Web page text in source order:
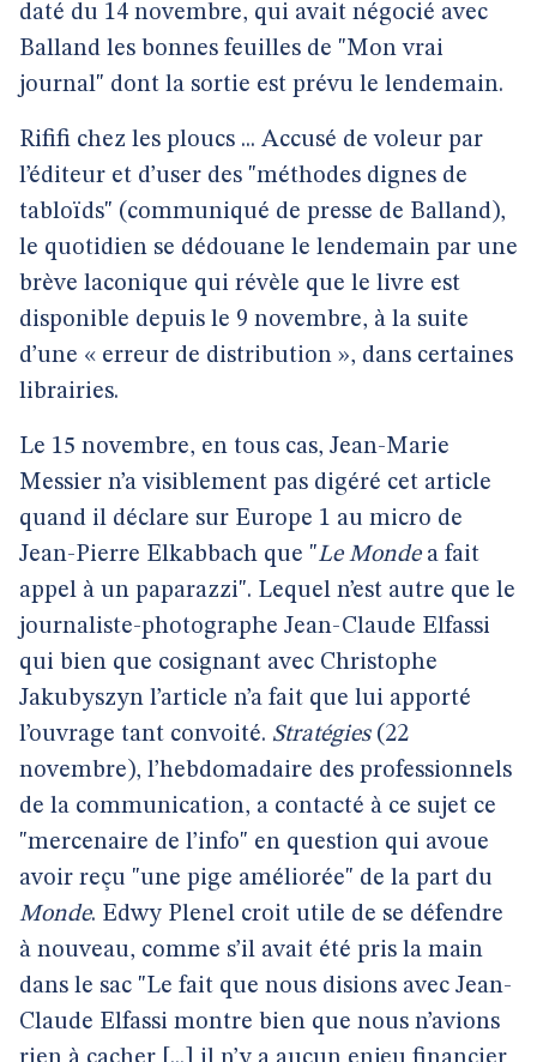
daté du 14 novembre, qui avait négocié avec
Balland les bonnes feuilles de "Mon vrai
journal" dont la sortie est prévu le lendemain.
Rififi chez les ploucs ... Accusé de voleur par
l’éditeur et d’user des "méthodes dignes de
tabloïds" (communiqué de presse de Balland),
le quotidien se dédouane le lendemain par une
brève laconique qui révèle que le livre est
disponible depuis le 9 novembre, à la suite
d’une « erreur de distribution », dans certaines
librairies.
Le 15 novembre, en tous cas, Jean-Marie
Messier n’a visiblement pas digéré cet article
quand il déclare sur Europe 1 au micro de
Jean-Pierre Elkabbach que "Le Mondea fait
appel à un paparazzi". Lequel n’est autre que le
journaliste-photographe Jean-Claude Elfassi
qui bien que cosignant avec Christophe
Jakubyszyn l’article n’a fait que lui apporté
l’ouvrage tant convoité. Stratégies(22
novembre), l’hebdomadaire des professionnels
de la communication, a contacté à ce sujet ce
"mercenaire de l’info" en question qui avoue
avoir reçu "une pige améliorée" de la part du
Monde. Edwy Plenel croit utile de se défendre
à nouveau, comme s’il avait été pris la main
dans le sac "Le fait que nous disions avec Jean-
Claude Elfassi montre bien que nous n’avions